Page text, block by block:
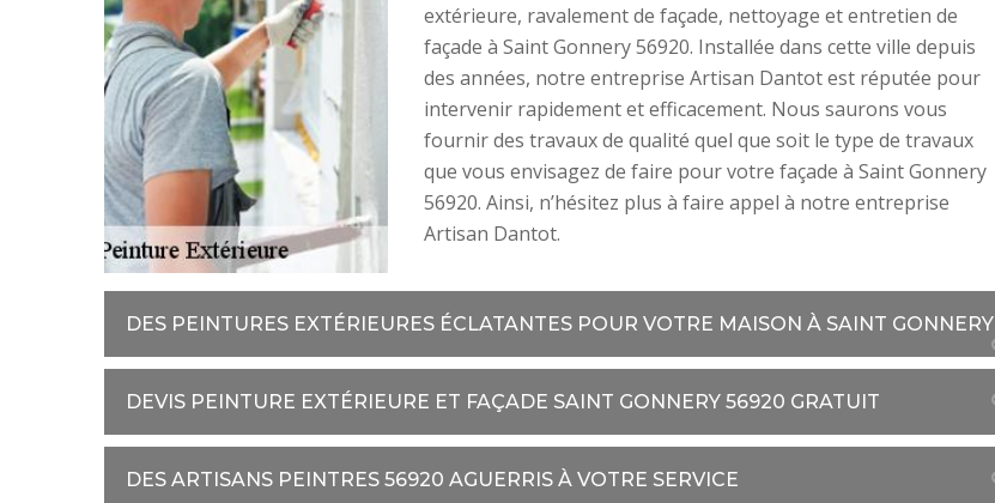
extérieure, ravalement de façade, nettoyage et entretien de
façade à Saint Gonnery 56920. Installée dans cette ville depuis
des années, notre entreprise Artisan Dantot est réputée pour
intervenir rapidement et efficacement. Nous saurons vous
fournir des travaux de qualité quel que soit le type de travaux
que vous envisagez de faire pour votre façade à Saint Gonnery
56920. Ainsi, n’hésitez plus à faire appel à notre entreprise
Artisan Dantot.
DES PEINTURES EXTÉRIEURES ÉCLATANTES POUR VOTRE MAISON À SAINT GONNERY
DEVIS PEINTURE EXTÉRIEURE ET FAÇADE SAINT GONNERY 56920 GRATUIT
DES ARTISANS PEINTRES 56920 AGUERRIS À VOTRE SERVICE